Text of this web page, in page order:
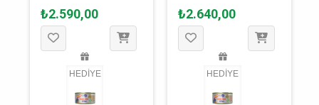
Etli Ve Yaban
Mersinli Yetişkin
Kedi Maması 5 Kg
₺2.590,00
HEDİYE
Kedi Maması 4 Kg
₺2.640,00
HEDİYE